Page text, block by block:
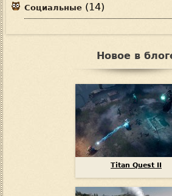
Социальные (14)
Новое в
Titan Quest II